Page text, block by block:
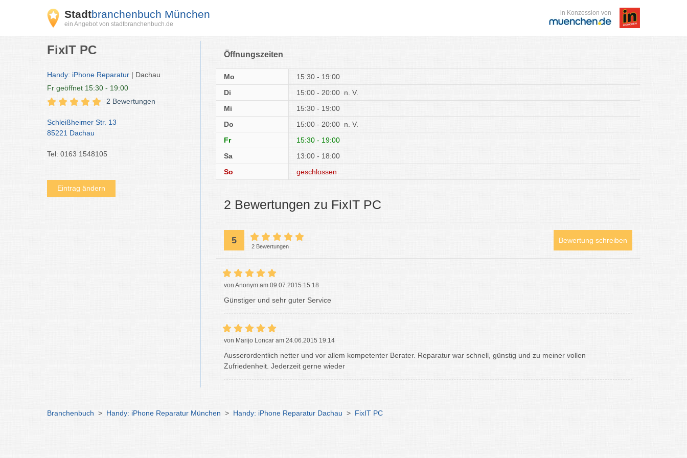
Stadtbranchenbuch München
ein Angebot von stadtbranchenbuch.de
in Konzession von
FixIT PC
Handy: iPhone Reparatur | Dachau
Fr geöffnet 15:30 - 19:00
2 Bewertungen
Schleißheimer Str. 13
85221 Dachau
Tel: 0163 1548105
Eintrag ändern
Öffnungszeiten
Mo
15:30 - 19:00
Di
15:00 - 20:00 n. V.
Mi
15:30 - 19:00
Do
15:00 - 20:00 n. V.
Fr
15:30 - 19:00
Sa
13:00 - 18:00
So
geschlossen
2 Bewertungen zu FixIT PC
5
2 Bewertungen
Bewertung schreiben
von Anonym am 09.07.2015 15:18
Günstiger und sehr guter Service
von Marijo Loncar am 24.06.2015 19:14
Ausserordentlich netter und vor allem kompetenter Berater. Reparatur war schnell, günstig und zu meiner vollen
Zufriedenheit. Jederzeit gerne wieder
Branchenbuch > Handy: iPhone Reparatur München > Handy: iPhone Reparatur Dachau > FixIT PC